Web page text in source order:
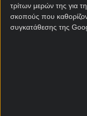
τρίτων μερών της για
σκοπούς που
συγκατάθεσης της
Στην πρεμιέρα
Ουζμπεκιστάν
ωστόσο οι